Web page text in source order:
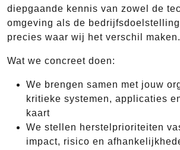
diepgaande kennis van zowel de
omgeving als de
precies waar wij het verschil maken.
Wat we concreet doen:
We brengen samen met jouw
kritieke systemen, applicaties
kaart
We stellen herstelprioriteiten
impact, risico en